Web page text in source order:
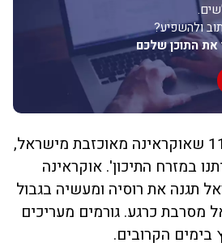
ולהשפיע?
את התוכן שלכם
אתמול פורסם בכאן 11 שאוקראינה מאוכזבת מישראל,
במזרח התיכון'. אוקראינה
תגנה את רוסיה ומעשיה בגבול
מסרבת כרגע. גורמים מעריכים
הקרובים.